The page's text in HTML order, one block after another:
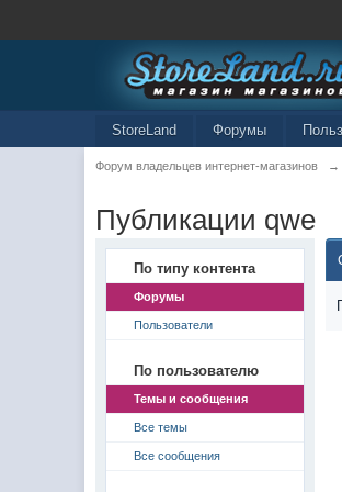
StoreLand Форумы
Форум владельцев интернет-магазинов →
Публикации qwe
По типу контента
Форумы
Пользователи
По пользователю
Темы и сообщения
Все темы
Все сообщения